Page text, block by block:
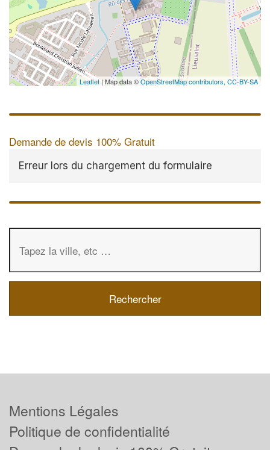
Leaflet| Map data ©OpenStreetMap contributors, CC-BY-SA
Demande de devis 100% Gratuit
Erreur lors du chargement du formulaire
Mentions Légales
Politique de confidentialité